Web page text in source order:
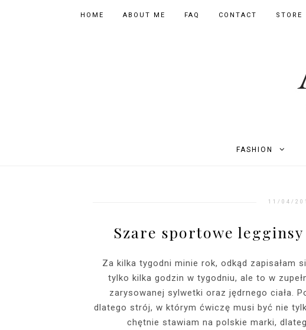
HOME ABOUT ME FAQ CONTACT STORE
FASHION
SHOPPING
INSTAGRAM MIX
EVENTS
SENSUAL PHOTOBOOK
EVENTS
PHOTOGRAPHY
SPÓDNICZKA, CZARNE
RAJSTOPY I SZPILKI +
ASIA
BUDUAROWE SESJE + 100
WYKORZYSTANIA W
BEAUTY
CZARNE LEGGINSY I
GRANATOWY T-SHIRT Z
11/04/
Szare sportowe
Za kilka tygodni minie rok, odkąd zapisałam
tylko kilka godzin w tygodniu, ale to w
zarysowanej sylwetki oraz jędrnego ciała.
dlatego strój, w którym ćwiczę musi być nie
chętnie stawiam na polskie marki,